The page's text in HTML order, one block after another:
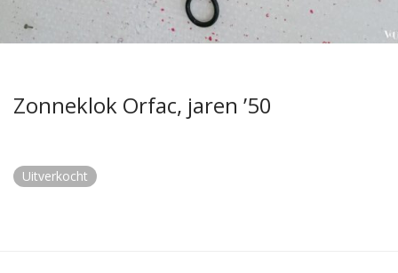
Zonneklok Orfac, jaren ’50
Uitverkocht